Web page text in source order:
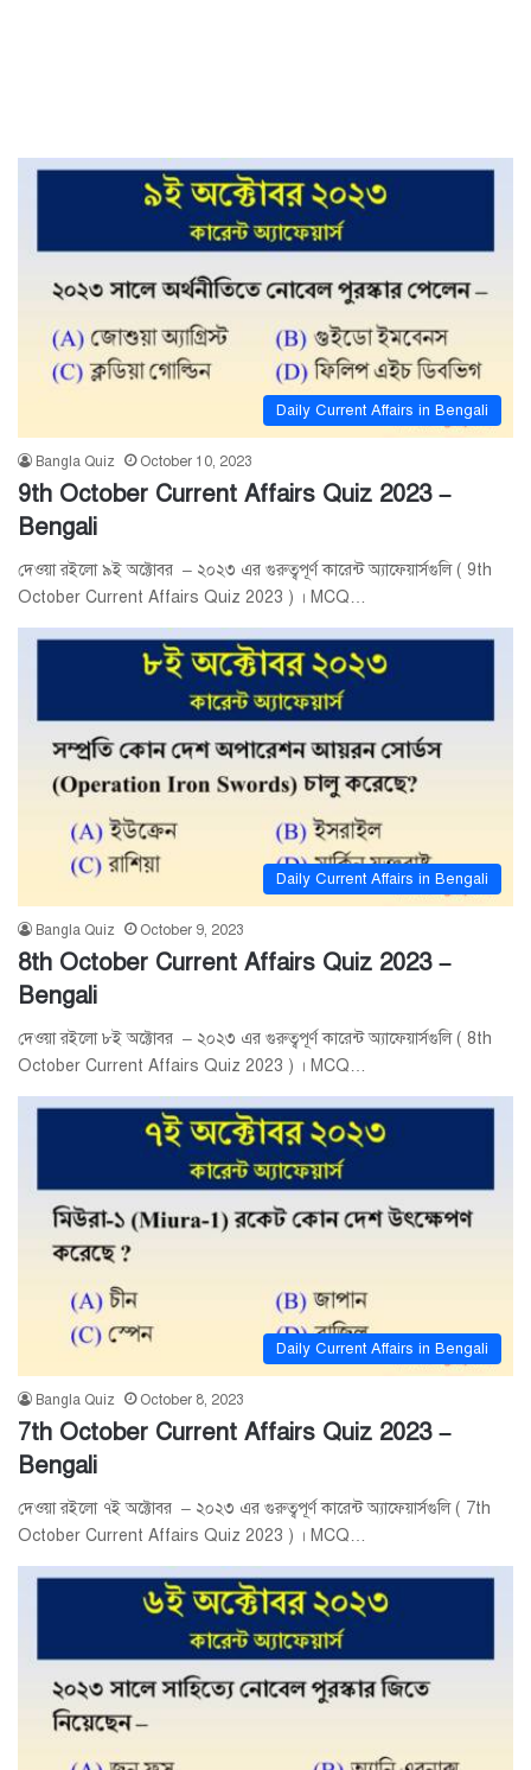
Daily Current Affairs in Bengali
Bangla Quiz October 10, 2023
9th October Current Affairs Quiz 2023 –
Bengali
দেওয়া রইলো ৯ই অক্টোবর – ২০২৩ এর গুরুত্বপূর্ণ কারেন্ট অ্যাফেয়ার্সগুলি ( 9th
October Current Affairs Quiz 2023 ) । MCQ…
Daily Current Affairs in Bengali
Bangla Quiz October 9, 2023
8th October Current Affairs Quiz 2023 –
Bengali
দেওয়া রইলো ৮ই অক্টোবর – ২০২৩ এর গুরুত্বপূর্ণ কারেন্ট অ্যাফেয়ার্সগুলি ( 8th
October Current Affairs Quiz 2023 ) । MCQ…
Daily Current Affairs in Bengali
Bangla Quiz October 8, 2023
7th October Current Affairs Quiz 2023 –
Bengali
দেওয়া রইলো ৭ই অক্টোবর – ২০২৩ এর গুরুত্বপূর্ণ কারেন্ট অ্যাফেয়ার্সগুলি ( 7th
October Current Affairs Quiz 2023 ) । MCQ…